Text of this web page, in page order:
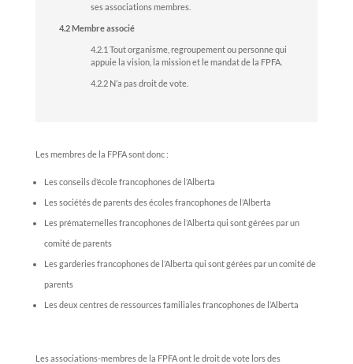
ses associations membres.
4.2 Membre associé
4.2.1 Tout organisme, regroupement ou personne qui
appuie la vision, la mission et le mandat de la FPFA.
4.2.2 N’a pas droit de vote.
Les membres de la FPFA sont donc :
Les conseils d’école francophones de l’Alberta
Les sociétés de parents des écoles francophones de l’Alberta
Les prématernelles francophones de l’Alberta qui sont gérées par un
comité de parents
Les garderies francophones de l’Alberta qui sont gérées par un comité de
parents
Les deux centres de ressources familiales francophones de l’Alberta
Les associations-membres de la FPFA ont le droit de vote lors des